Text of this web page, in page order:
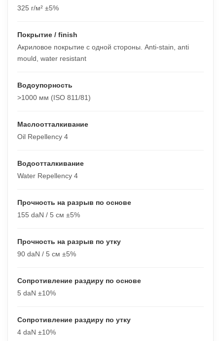
325 г/м² ±5%
Покрытие / finish
Акриловое покрытие с одной стороны. Anti-stain, anti
mould, water resistant
Водоупорность
>1000 мм (ISO 811/81)
Маслоотталкивание
Oil Repellency 4
Водоотталкивание
Water Repellency 4
Прочность на разрыв по основе
155 daN / 5 см ±5%
Прочность на разрыв по утку
90 daN / 5 см ±5%
Сопротивление раздиру по основе
5 daN ±10%
Сопротивление раздиру по утку
4 daN ±10%